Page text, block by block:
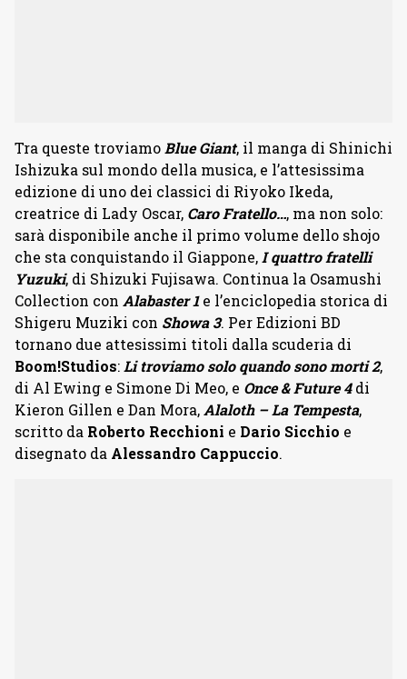
Tra queste troviamoBlue Giant, il manga di Shinichi
Ishizuka sul mondo della musica, e l’attesissima
edizione di uno dei classici di Riyoko Ikeda,
creatrice di Lady Oscar, Caro Fratello…, ma non solo:
sarà disponibile anche il primo volume dello shojo
che sta conquistando il Giappone,I quattro fratelli
Yuzuki, di Shizuki Fujisawa. Continua la Osamushi
Collection con Alabaster 1e l’enciclopedia storica di
Shigeru Muziki con Showa 3. Per Edizioni BD
tornano due attesissimi titoli dalla scuderia di
Boom!Studios:Li troviamo solo quando sono morti 2,
di Al Ewing e Simone Di Meo, e Once & Future 4di
Kieron Gillen e Dan Mora,Alaloth – La Tempesta,
scritto da Roberto Recchioni e Dario Sicchio e
disegnato da Alessandro Cappuccio.